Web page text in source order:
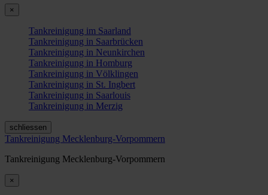
×
Tankreinigung im Saarland
Tankreinigung in Saarbrücken
Tankreinigung in Neunkirchen
Tankreinigung in Homburg
Tankreinigung in Völklingen
Tankreinigung in St. Ingbert
Tankreinigung in Saarlouis
Tankreinigung in Merzig
schliessen
Tankreinigung Mecklenburg-Vorpommern
Tankreinigung Mecklenburg-Vorpommern
×